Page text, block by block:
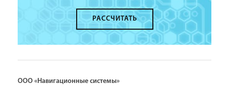
РАССЧИТАТЬ
ООО «Навигационные системы»